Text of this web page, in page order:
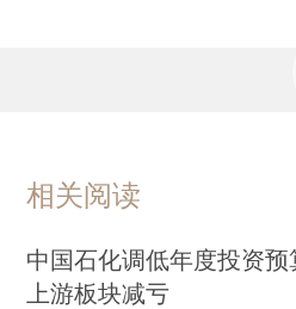
相关阅读
中国石化调低年度投资预
上游板块减亏